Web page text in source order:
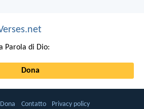
Parola di Dio:
Dona
Dona Contatto Privacy policy